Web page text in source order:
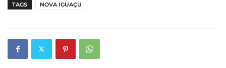
TAGS NOVA IGUAÇU